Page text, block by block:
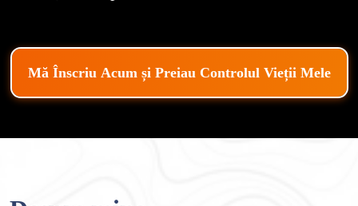
Mă Înscriu Acum și Preiau Controlul Vieții Mele